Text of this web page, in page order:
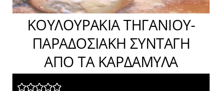
ΚΟΥΛΟΥΡΑΚΙΑ ΤΗΓΑΝΙΟΥ-
ΠΑΡΑΔΟΣΙΑΚΗ ΣΥΝΤΑΓΗ
ΑΠΟ ΤΑ ΚΑΡΔΑΜΥΛΑ